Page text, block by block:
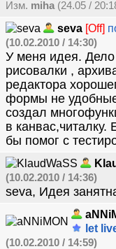
Изм. miha (24.05 /
seva [Off]
(10.02.2010 / 14:30)
У меня идея.
рисовалки ,
редактора
формы не
создал
в канвас,читалку.
бы помог с
(10.02.2010 / 14:36)
seva, Идея
let
(10.02.2010 / 14:59)